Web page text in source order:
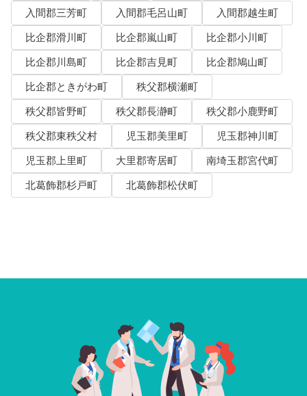
入間郡三芳町
入間郡毛呂山町
入間郡越生町
比企郡滑川町
比企郡嵐山町
比企郡小川町
比企郡川島町
比企郡吉見町
比企郡鳩山町
比企郡ときがわ町
秩父郡横瀬町
秩父郡皆野町
秩父郡長瀞町
秩父郡小鹿野町
秩父郡東秩父村
児玉郡美里町
児玉郡神川町
児玉郡上里町
大里郡寄居町
南埼玉郡宮代町
北葛飾郡杉戸町
北葛飾郡松伏町